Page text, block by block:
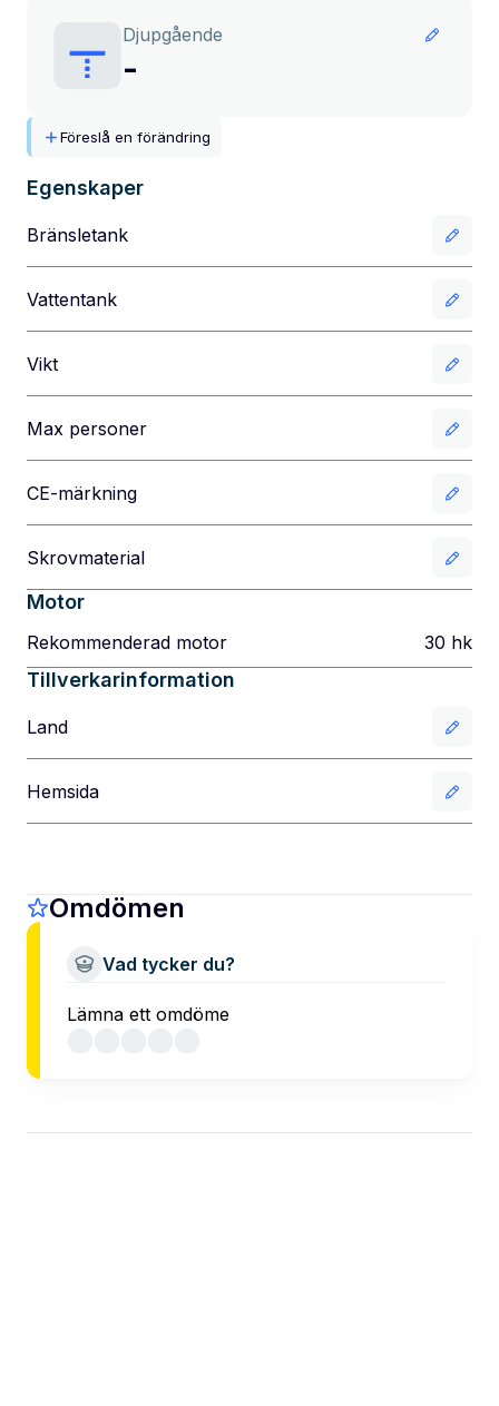
Djupgående
-
Föreslå en förändring
Egenskaper
Bränsletank
Vattentank
Vikt
Max personer
CE-märkning
Skrovmaterial
Motor
Rekommenderad motor 30 hk
Tillverkarinformation
Land
Hemsida
Omdömen
Vad tycker du?
Lämna ett omdöme